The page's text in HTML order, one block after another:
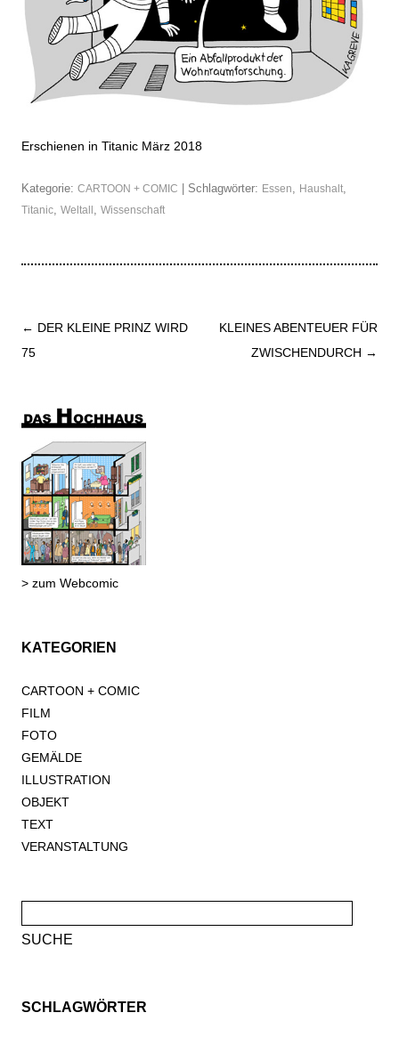
Erschienen in Titanic März 2018
Kategorie: CARTOON + COMIC | Schlagwörter: Essen, Haushalt,
Titanic, Weltall , Wissenschaft
Beitrags-
Navigation
← DER KLEINE PRINZ WIRD
75
KLEINES ABENTEUER FÜR
ZWISCHENDURCH →
> zum Webcomic
KATEGORIEN
CARTOON + COMIC
FILM
FOTO
GEMÄLDE
ILLUSTRATION
OBJEKT
TEXT
VERANSTALTUNG
nach:
SCHLAGWÖRTER